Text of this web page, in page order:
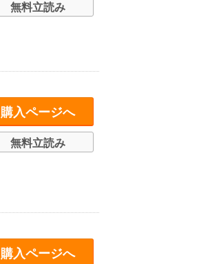
無料立読み
購入ページへ
無料立読み
購入ページへ